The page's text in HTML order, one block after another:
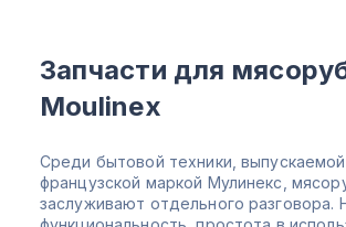
Запчасти для
Moulinex
Среди бытовой техники,
французской маркой Мулинекс,
заслуживают отдельного разговора.